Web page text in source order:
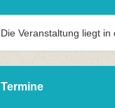
Die Veranstaltung liegt
Termine